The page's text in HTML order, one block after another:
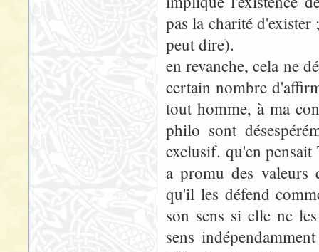
pas la charité
peut dire).
en revanche, cela ne
certain nombre
tout homme, à ma
philo sont
exclusif. qu'en
a promu des valeurs
qu'il les défend
son sens si elle ne
sens